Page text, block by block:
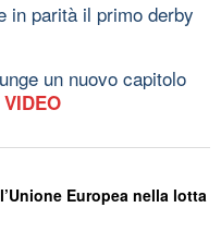
in parità il primo derby
un nuovo capitolo
VIDEO
Europea nella lotta